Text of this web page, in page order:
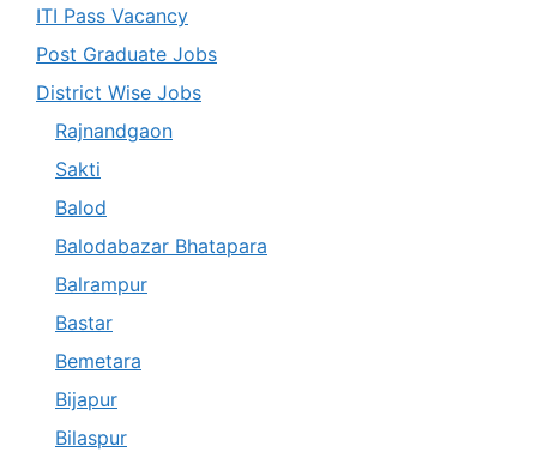
ITI Pass Vacancy
Post Graduate Jobs
District Wise Jobs
Rajnandgaon
Sakti
Balod
Balodabazar Bhatapara
Balrampur
Bastar
Bemetara
Bijapur
Bilaspur